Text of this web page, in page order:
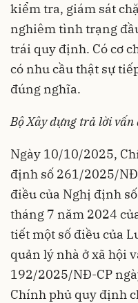
kiểm tra, giám sát
nghiêm tình trạng
trái quy định. Có cơ
có nhu cầu thật sự
đúng nghĩa.
Bộ Xây dựng trả lời vấn
Ngày 10/10/2025,
định số 261/2025/
điều của Nghị định
tháng 7 năm 2024
tiết một số điều của
quản lý nhà ở xã hội
192/2025/NĐ-CP
Chính phủ quy định